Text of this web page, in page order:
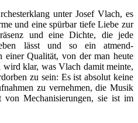
unter Josef Vlach, es
und eine spürbar tiefe Liebe zur
und eine Dichte, die jede
lässt und so ein atmend-
einer Qualität, von der man heute
wird klar, was Vlach damit meinte,
zu sein: Es ist absolut keine
zu vernehmen, die Musik
Mechanisierungen, sie ist im